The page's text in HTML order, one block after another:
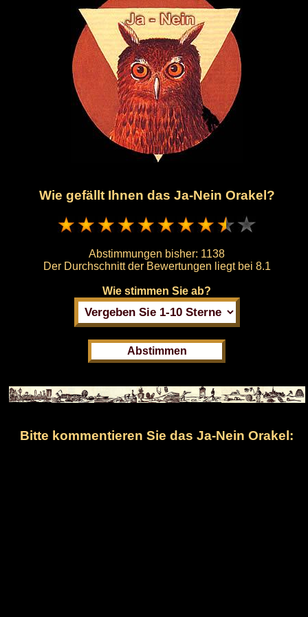
Wie gefällt Ihnen das Ja-Nein Orakel?
Abstimmungen bisher: 1138
Der Durchschnitt der Bewertungen liegt bei 8.1
Wie stimmen Sie ab?
Bitte kommentieren Sie das Ja-Nein Orakel: